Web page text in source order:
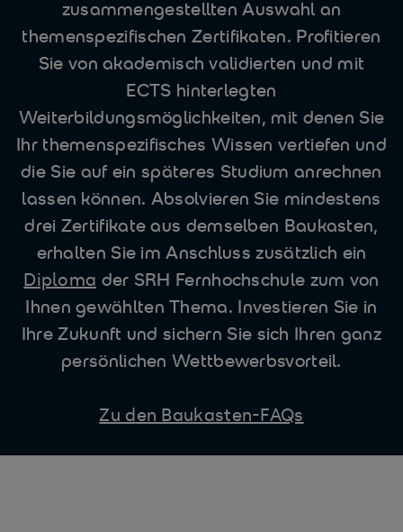
zusammengestellten Auswahl an
themenspezifischen Zertifikaten. Profitieren
Sie von akademisch validierten und mit
ECTS hinterlegten
Weiterbildungsmöglichkeiten, mit denen Sie
Ihr themenspezifisches Wissen vertiefen und
die Sie auf ein späteres Studium anrechnen
lassen können. Absolvieren Sie mindestens
drei Zertifikate aus demselben Baukasten,
erhalten Sie im Anschluss zusätzlich ein
Diploma der SRH Fernhochschule zum von
Ihnen gewählten Thema. Investieren Sie in
Ihre Zukunft und sichern Sie sich Ihren ganz
persönlichen Wettbewerbsvorteil.
Zu den Baukasten-FAQs